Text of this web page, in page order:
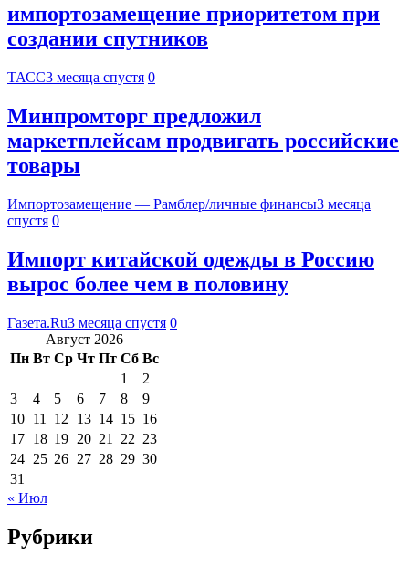
импортозамещение приоритетом при
создании спутников
ТАСС3 месяца спустя 0
Минпромторг предложил
маркетплейсам продвигать российские
товары
Импортозамещение — Рамблер/личные финансы3 месяца
спустя 0
Импорт китайской одежды в Россию
вырос более чем в половину
Газета.Ru3 месяца спустя 0
Август 2026
Пн Вт Ср Чт Пт Сб Вс
1
2
3
4 5 6 7 8
9
10 11 12 13 14 15 16
17 18 19 20 21 22 23
24 25 26 27 28 29 30
31
« Июл
Рубрики